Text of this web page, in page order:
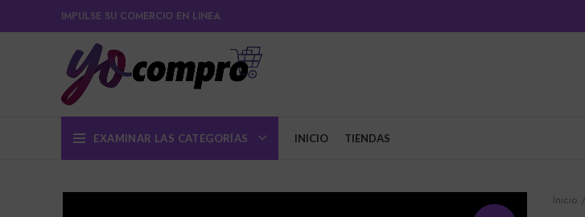
IMPULSE SU COMERCIO EN LINEA
EXAMINAR LAS CATEGORÍAS INICIO TIENDAS
Inicio